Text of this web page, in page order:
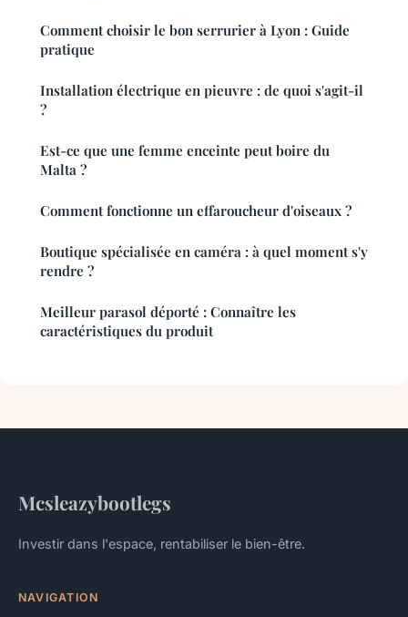
Comment choisir le bon serrurier à Lyon : Guide
pratique
Installation électrique en pieuvre : de quoi s'agit-il
?
Est-ce que une femme enceinte peut boire du
Malta ?
Comment fonctionne un effaroucheur d'oiseaux ?
Boutique spécialisée en caméra : à quel moment s'y
rendre ?
Meilleur parasol déporté : Connaître les
caractéristiques du produit
Mcsleazybootlegs
Investir dans l'espace, rentabiliser le bien-être.
NAVIGATION